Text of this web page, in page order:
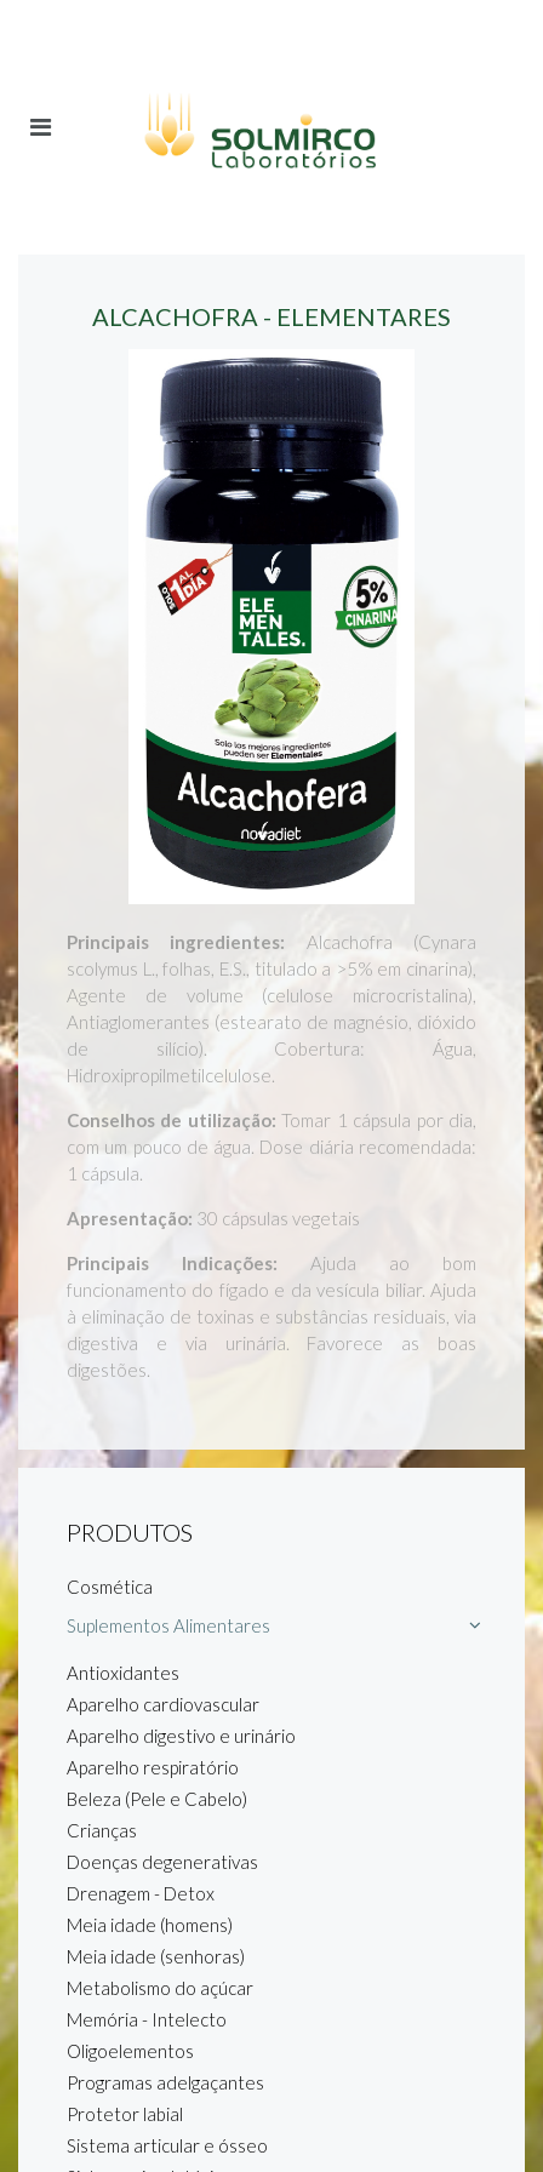
ALCACHOFRA - ELEMENTARES
Principais ingredientes: Alcachofra (Cynara
scolymus L., folhas, E.S., titulado a >5% em cinarina),
Agente de volume (celulose microcristalina),
Antiaglomerantes (estearato de magnésio, dióxido
de silício). Cobertura: Água,
Hidroxipropilmetilcelulose.
Conselhos de utilização:Tomar 1 cápsula por dia,
com um pouco de água. Dose diária recomendada:
1 cápsula.
Apresentação: 30 cápsulas vegetais
Principais Indicações: Ajuda ao bom
funcionamento do fígado e da vesícula biliar. Ajuda
à eliminação de toxinas e substâncias residuais, via
digestiva e via urinária. Favorece as boas
digestões.
PRODUTOS
Cosmética
Suplementos Alimentares
Antioxidantes
Aparelho cardiovascular
Aparelho digestivo e urinário
Aparelho respiratório
Beleza (Pele e Cabelo)
Crianças
Doenças degenerativas
Drenagem - Detox
Meia idade (homens)
Meia idade (senhoras)
Metabolismo do açúcar
Memória - Intelecto
Oligoelementos
Programas adelgaçantes
Protetor labial
Sistema articular e ósseo